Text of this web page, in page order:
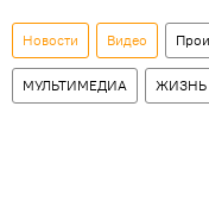
Новости Видео
МУЛЬТИМЕДИА ЖИЗНЬ